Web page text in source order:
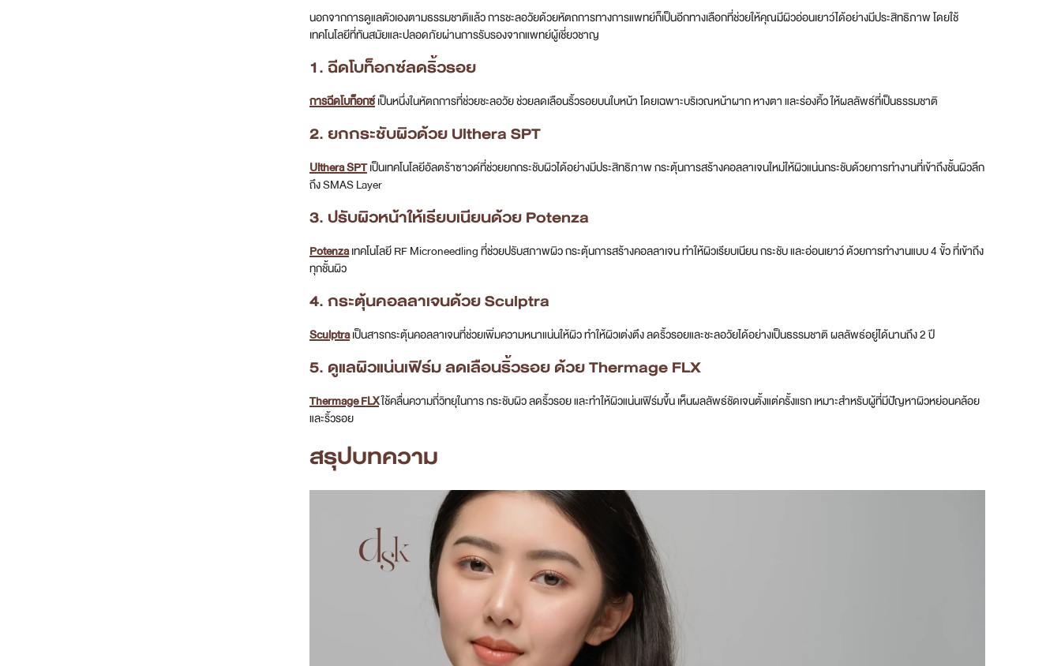
นอกจากการดูแลตัวเองตามธรรมชาติแล้ว การชะลอวัยด้วยหัตถการทางการแพทย์ก็เป็นอีกทางเลือกที่ช่วยให้คุณมีผิวอ่อนเยาว์ได้อย่างมีประสิทธิภาพ โดยใช้
เทคโนโลยีที่ทันสมัยและปลอดภัยผ่านการรับรองจากแพทย์ผู้เชี่ยวชาญ
1. ฉีดโบท็อกซ์ลดริ้วรอย
การฉีดโบท็อกซ์เป็นหนึ่งในหัตถการที่ช่วยชะลอวัย ช่วยลดเลือนริ้วรอยบนใบหน้า โดยเฉพาะบริเวณหน้าผาก หางตา และร่องคิ้ว ให้ผลลัพธ์ที่เป็นธรรมชาติ
2. ยกกระชับผิวด้วย Ulthera SPT
Ulthera SPTเป็นเทคโนโลยีอัลตร้าซาวด์ที่ช่วยยกกระชับผิวได้อย่างมีประสิทธิภาพ กระตุ้นการสร้างคอลลาเจนใหม่ให้ผิวแน่นกระชับด้วยการทำงานที่เข้าถึงชั้นผิวลึก
ถึง SMAS Layer
3. ปรับผิวหน้าให้เรียบเนียนด้วย Potenza
Potenzaเทคโนโลยี RF Microneedling ที่ช่วยปรับสภาพผิว กระตุ้นการสร้างคอลลาเจน ทำให้ผิวเรียบเนียน กระชับ และอ่อนเยาว์ ด้วยการทำงานแบบ 4 ขั้ว ที่เข้าถึง
ทุกชั้นผิว
4. กระตุ้นคอลลาเจนด้วย Sculptra
Sculptraเป็นสารกระตุ้นคอลลาเจนที่ช่วยเพิ่มความหนาแน่นให้ผิว ทำให้ผิวเต่งตึง ลดริ้วรอยและชะลอวัยได้อย่างเป็นธรรมชาติ ผลลัพธ์อยู่ได้นานถึง 2 ปี
5. ดูแลผิวแน่นเฟิร์ม ลดเลือนริ้วรอย ด้วย Thermage FLX
Thermage FLXใช้คลื่นความถี่วิทยุในการ กระชับผิว ลดริ้วรอย และทำให้ผิวแน่นเฟิร์มขึ้น เห็นผลลัพธ์ชัดเจนตั้งแต่ครั้งแรก เหมาะสำหรับผู้ที่มีปัญหาผิวหย่อนคล้อย
และริ้วรอย
สรุปบทความ